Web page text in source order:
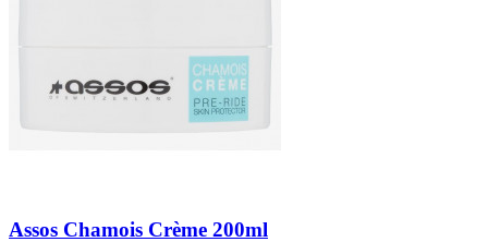
Assos Chamois Crème 200ml